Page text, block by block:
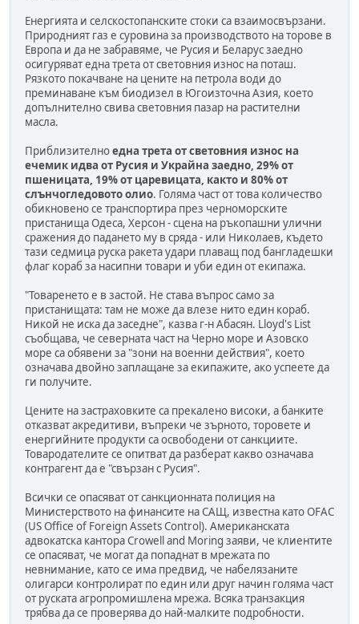
Енергията и селскостопанските стоки са взаимосвързани.
Природният газ е суровина за производството на торове в
Европа и да не забравяме, че Русия и Беларус заедно
осигуряват една трета от световния износ на поташ.
Рязкото покачване на цените на петрола води до
преминаване към биодизел в Югоизточна Азия, което
допълнително свива световния пазар на растителни
масла.
Приблизителноедна трета от световния износ на
ечемик идва от Русия и Украйна заедно, 29% от
пшеницата, 19% от царевицата, както и 80% от
слънчогледовото олио. Голяма част от това количество
обикновено се транспортира през черноморските
пристанища Одеса, Херсон - сцена на ръкопашни улични
сражения до падането му в сряда - или Николаев, където
тази седмица руска ракета удари плаващ под бангладешки
флаг кораб за насипни товари и уби един от екипажа.
"Товаренето е в застой. Не става въпрос само за
пристанищата: там не може да влезе нито един кораб.
Никой не иска да заседне", казва г-н Абасян. Lloyd's List
съобщава, че северната част на Черно море и Азовско
море са обявени за "зони на военни действия", което
означава двойно заплащане за екипажите, ако успеете да
ги получите.
Цените на застраховките са прекалено високи, а банките
отказват акредитиви, въпреки че зърното, торовете и
енергийните продукти са освободени от санкциите.
Товародателите се опитват да разберат какво означава
контрагент да е "свързан с Русия".
Всички се опасяват от санкционната полиция на
Министерството на финансите на САЩ, известна като OFAC
(US Office of Foreign Assets Control). Американската
адвокатска кантора Crowell and Moring заяви, че клиентите
се опасяват, че могат да попаднат в мрежата по
невнимание, като се има предвид, че набелязаните
олигарси контролират по един или друг начин голяма част
от руската агропромишлена мрежа. Всяка транзакция
трябва да се проверява до най-малките подробности.